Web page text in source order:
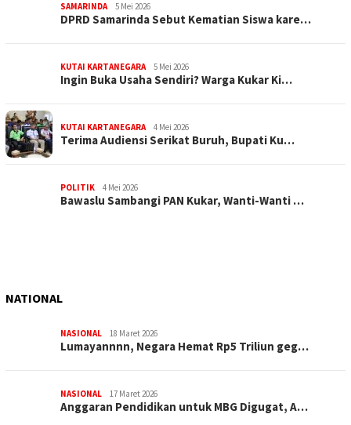
SAMARINDA 5 Mei 2026
DPRD Samarinda Sebut Kematian Siswa kare…
KUTAI KARTANEGARA 5 Mei 2026
Ingin Buka Usaha Sendiri? Warga Kukar Ki…
KUTAI KARTANEGARA 4 Mei 2026
Terima Audiensi Serikat Buruh, Bupati Ku…
POLITIK 4 Mei 2026
Bawaslu Sambangi PAN Kukar, Wanti-Wanti …
NATIONAL
NASIONAL 18 Maret 2026
Lumayannnn, Negara Hemat Rp5 Triliun geg…
NASIONAL 17 Maret 2026
Anggaran Pendidikan untuk MBG Digugat, A…